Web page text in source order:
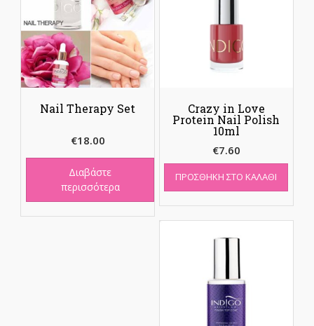
Nail Therapy Set
€18.00
Διαβάστε
περισσότερα
Crazy in Love
Protein Nail Polish
10ml
€7.60
ΠΡΟΣΘΉΚΗ ΣΤΟ ΚΑΛΆΘΙ